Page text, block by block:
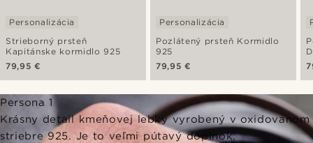
Strieborný prsteň
Kapitánske kormidlo 925
Personalizácia
79,95 €
Pozlátený prsteň Kormidlo
925
Personalizácia
79,95 €
Persona 1
Krásny detail kmeňovej lebky vyrobený v oxidovanom
striebre 925. Je to veľmi pútavý doplnok.